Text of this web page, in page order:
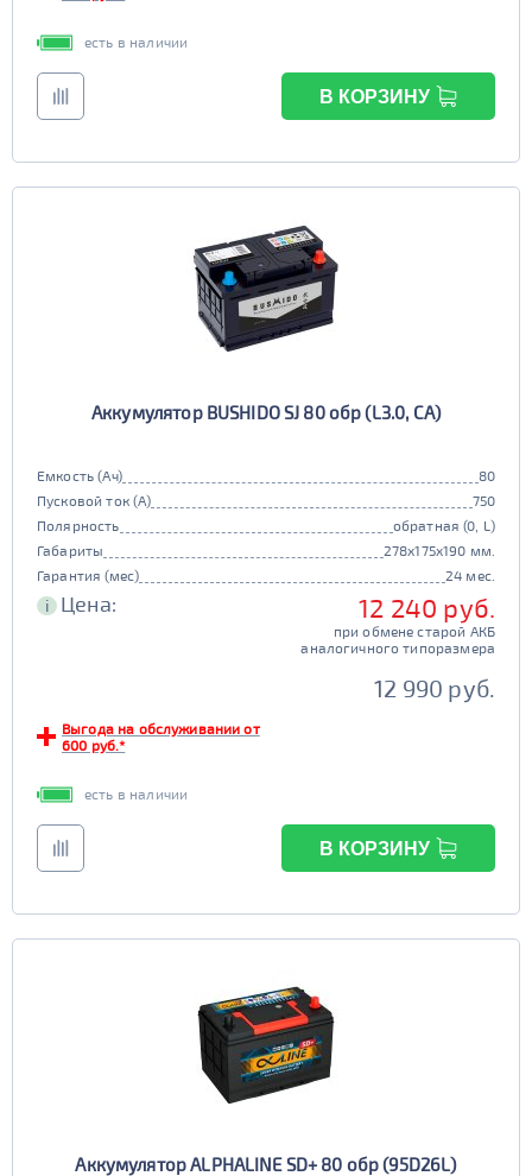
есть в наличии
В КОРЗИНУ
Аккумулятор BUSHIDO SJ 80 обр (L3.0, CA)
Емкость (Ач)
80
Пусковой ток (А)
750
Полярность
обратная (0, L)
Габариты
278x175x190 мм.
Гарантия (мес)
24 мес.
i Цена: 12 240 руб.
при обмене старой АКБ
аналогичного типоразмера
12 990 руб.
Выгода на обслуживании от
600 руб.*
есть в наличии
В КОРЗИНУ
Аккумулятор ALPHALINE SD+ 80 обр (95D26L)